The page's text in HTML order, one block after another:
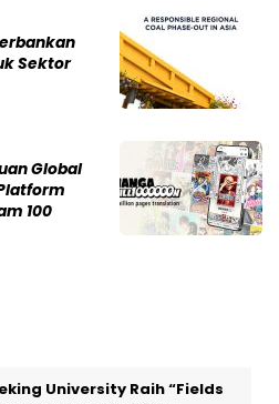
Sektor
Global
100
University Raih “Fields